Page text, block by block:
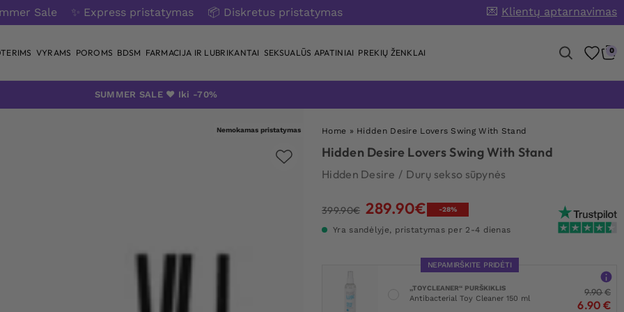
Sale ✨ Express pristatymas 📦 Diskretus pristatymas 💌 Klientų aptarnavimas
VYRAMS POROMS BDSM FARMACIJA IR LUBRIKANTAI SEKSUALŪS APATINIAI PREKIŲ ŽENKLAI 0
SUMMER SALE ❤️ Iki -70%
Nemokamas pristatymas Home » Hidden Desire Lovers Swing With Stand
Hidden Desire Lovers Swing With Stand
Hidden Desire / Durų sekso sūpynės
399.90€ Original
was:
289.90€ Current
-28%
Yra sandėlyje, pristatymas per 2-4 dienas
NEPAMIRŠKITE PRIDĖTI
„TOYCLEANER“ PURŠKIKLIS
Antibacterial Toy Cleaner 150 ml
9.90€
6.90 €